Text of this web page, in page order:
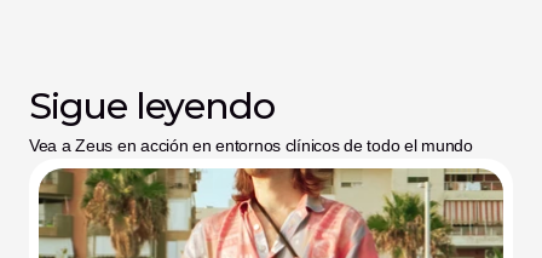
Sigue leyendo
Vea a Zeus en acción en entornos clínicos de todo el mundo